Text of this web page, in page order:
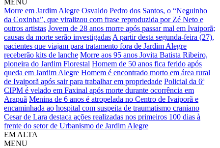
MENU
Morre em Jardim Alegre Osvaldo Pedro dos Santos, o “Neguinho
da Coxinha”, que viralizou com frase reproduzida por Zé Neto e
outros artistas Jovem de 28 anos morre após passar mal em Ivaiporã;
causas da morte serão investigadas A partir desta segunda-feira (27),
pacientes que viajam para tratamento fora de Jardim Alegre
receberão kits de lanche Morre aos 95 anos Jovita Batista Ribeiro,
pioneira do Jardim Florestal Homem de 50 anos fica ferido após
queda em Jardim Alegre Homem é encontrado morto em área rural
de Ivaiporã após sair para trabalhar em propriedade Policial da 6ª
CIPM é velado em Faxinal após morte durante ocorrência em
Arapuã Menina de 6 anos é atropelada no Centro de Ivaiporã e
encaminhada ao hospital com suspeita de traumatismo craniano
Cesar de Lara destaca ações realizadas nos primeiros 100 dias à
frente do setor de Urbanismo de Jardim Alegre
EM ALTA
MENU